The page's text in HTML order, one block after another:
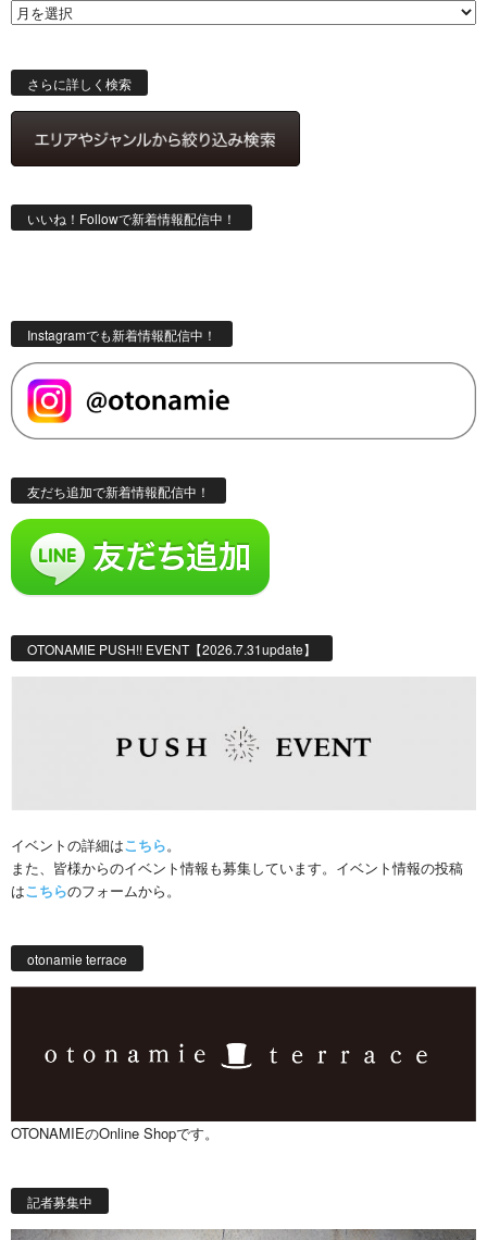
索
さらに詳しく検索
いいね！Followで新着情報配信中！
Instagramでも新着情報配信中！
友だち追加で新着情報配信中！
OTONAMIE PUSH!! EVENT【2026.7.31update】
イベントの詳細はこちら。
また、皆様からのイベント情報も募集しています。イベント情報の投稿
はこちらのフォームから。
otonamie terrace
OTONAMIEのOnline Shopです。
記者募集中